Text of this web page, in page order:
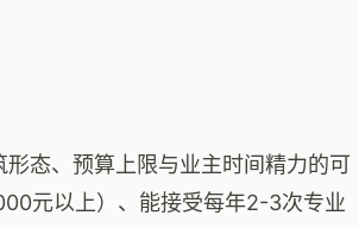
态、预算上限与业主时间精力的可
元以上）、能接受每年2-3次专业